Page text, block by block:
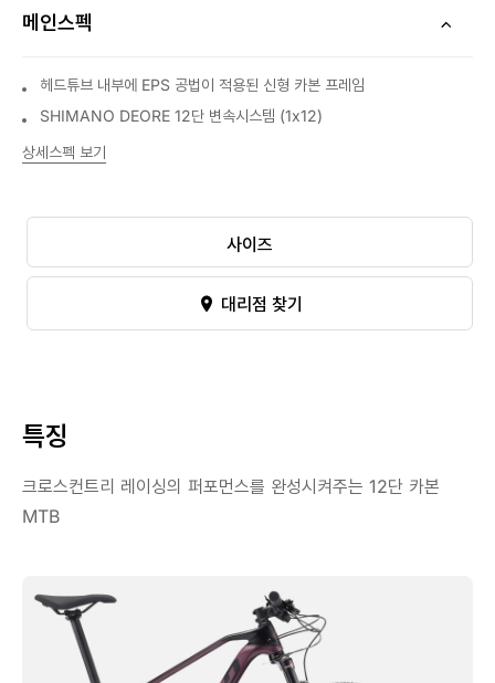
메인스펙
헤드튜브 내부에 EPS 공법이 적용된 신형 카본 프레임
SHIMANO DEORE 12단 변속시스템 (1x12)
상세스펙 보기
사이즈
대리점 찾기
특징
크로스컨트리 레이싱의 퍼포먼스를 완성시켜주는 12단 카본
MTB